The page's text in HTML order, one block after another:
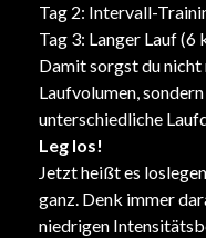
Tag 2: Intervall-
Tag 3: Langer Lauf (6
Damit sorgst du nicht
Laufvolumen,
unterschiedliche
Leg los!
Jetzt heißt es
ganz. Denk immer
niedrigen